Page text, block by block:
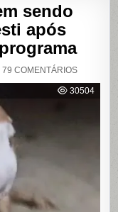
sendo
após
79 COMENTÁRIOSEM
MOSTRA
HOMEM
30504